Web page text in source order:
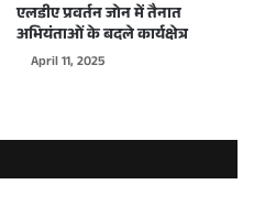
एलडीए प्रवर्तन जोन में तैनात
अभियंताओं के बदले कार्यक्षेत्र
April 11, 2025